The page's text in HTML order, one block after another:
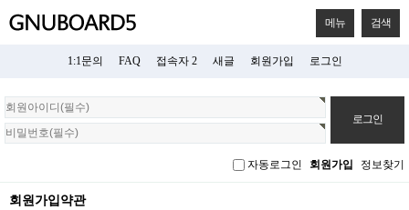
메뉴 검색
1:1문의 FAQ 접속자 2 새글 회원가입 로그인
회
원
로
자동로그인 회원가입 정보찾기
회원가입약관